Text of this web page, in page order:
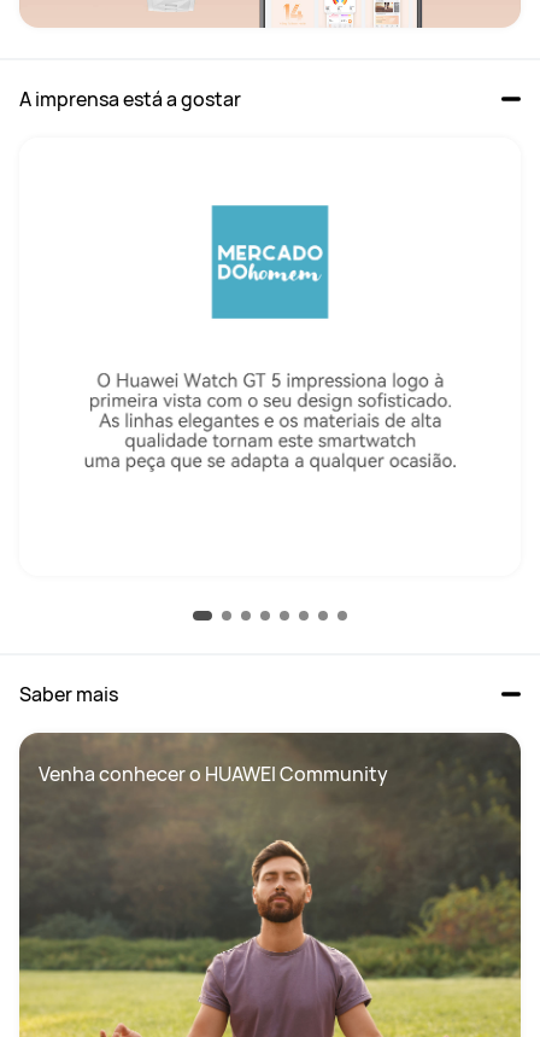
A imprensa está a gostar
Saber mais
Venha conhecer o HUAWEI Community